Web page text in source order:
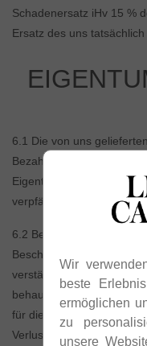
Schadenersatz iHv 15 %
Ersatz des uns
6.1 Die von uns
Bezahlung aller unserer
Eigentum. Der Kunde darf
verpfänden noch
6.2 Bei Zugriffen Dritter
Beschlagnahme oä.) ist
verständigen und unser
behaupten und zu
für die Vorbehaltsware,
Verlust oder
Wir
beste
ermöglichen
zu
unsere